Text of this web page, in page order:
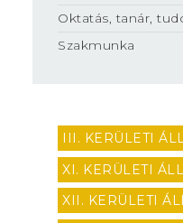
Oktatás, tanár,
Szakmunka
III. KERÜLETI
XI. KERÜLETI
XII. KERÜLETI